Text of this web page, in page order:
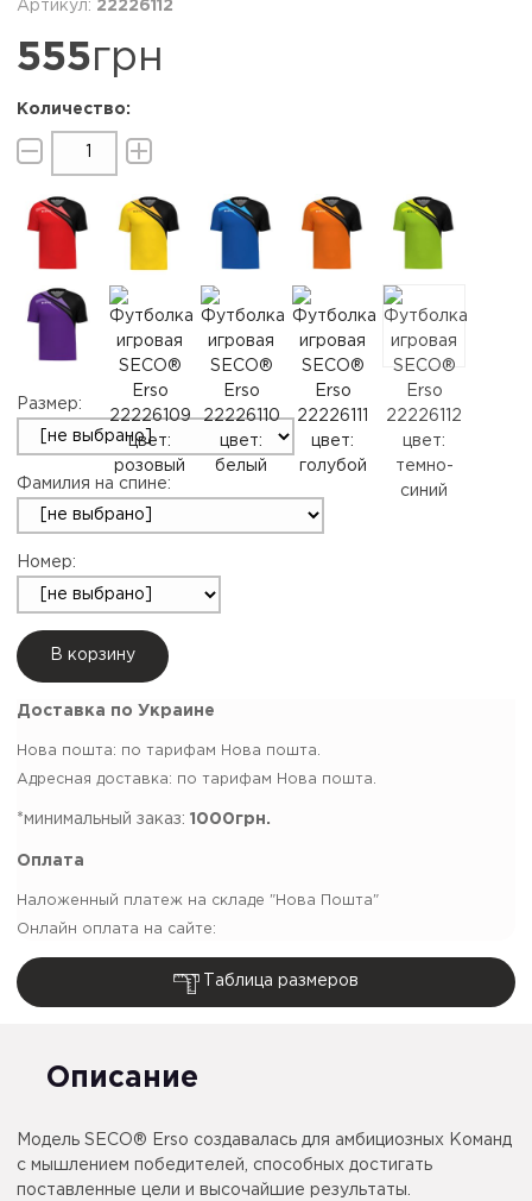
22226112
555грн
Размер:
Фамилия на спине:
Номер:
В корзину
Доставка по Украине
Нова пошта: по тарифам Нова пошта.
Адресная доставка: по тарифам Нова пошта.
*минимальный заказ: 1000грн.
Оплата
Наложенный платеж на складе "Нова Пошта"
Онлайн оплата на сайте:
Таблица размеров
Описание
Модель SECO® Erso создавалась для амбициозных Команд
с мышлением победителей, способных достигать
поставленные цели и высочайшие результаты.